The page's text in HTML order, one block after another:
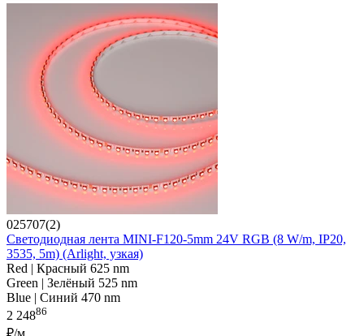
025707(2)
Светодиодная лента MINI-F120-5mm 24V RGB (8 W/m, IP20,
3535, 5m) (Arlight, узкая)
Red | Красный 625 nm
Green | Зелёный 525 nm
Blue | Синий 470 nm
2 24886
₽/м